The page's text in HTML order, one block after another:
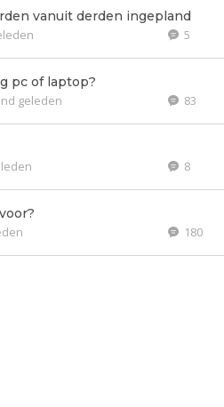
vanuit derden ingepland
5
pc of laptop?
geleden 83
8
180